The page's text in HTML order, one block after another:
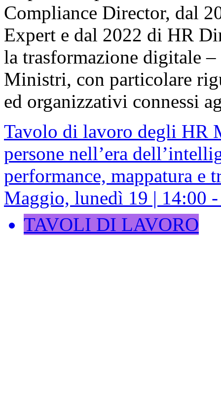
Compliance Director, dal
Expert e dal 2022 di HR
la trasformazione digitale
Ministri, con particolare
ed organizzativi connessi
Tavolo di lavoro degli HR
persone nell’era
performance, mappatura e
Maggio, lunedì 19 | 14:00
TAVOLI DI LAVORO